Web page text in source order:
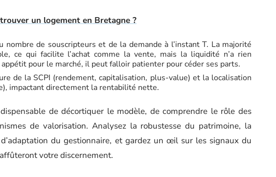
un logement en Bretagne ?
nombre de souscripteurs et de la demande à l’instant T. La majorité
ce qui facilite l’achat comme la vente, mais la liquidité n’a rien
appétit pour le marché, il peut falloir patienter pour céder ses parts.
de la SCPI (rendement, capitalisation, plus-value) et la localisation
impactant directement la rentabilité nette.
de décortiquer le modèle, de comprendre le rôle des
de valorisation. Analysez la robustesse du patrimoine, la
du gestionnaire, et gardez un œil sur les signaux du
votre discernement.